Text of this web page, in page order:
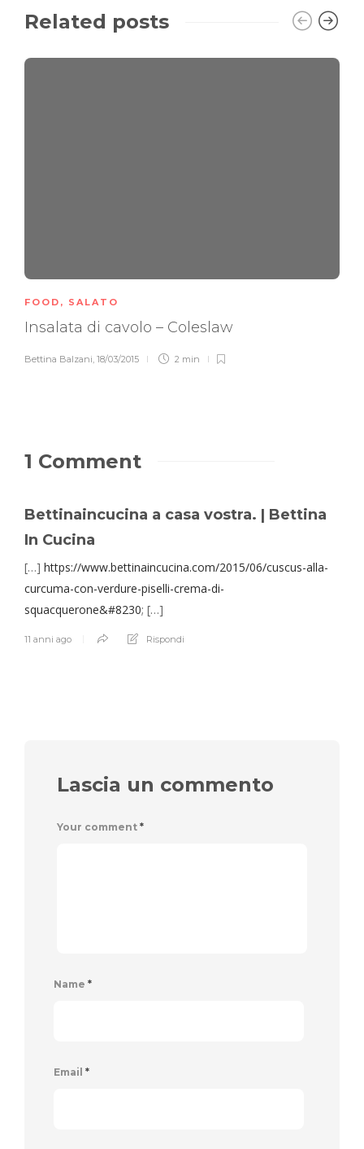
Related posts
FOOD , SALATO
Insalata di cavolo – Coleslaw
Bettina Balzani, 18/03/2015 2 min
1 Comment
Bettinaincucina a casa vostra. | Bettina
In Cucina
[…] https://www.bettinaincucina.com/2015/06/cuscus-alla-
curcuma-con-verdure-piselli-crema-di-
squacquerone&#8230; […]
11 anni ago Rispondi
Lascia un commento
Your comment *
Name *
Email *